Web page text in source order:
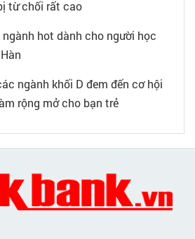
từ chối rất cao
ngành hot dành cho người học
ngành khối D đem đến cơ hội
rộng mở cho bạn trẻ